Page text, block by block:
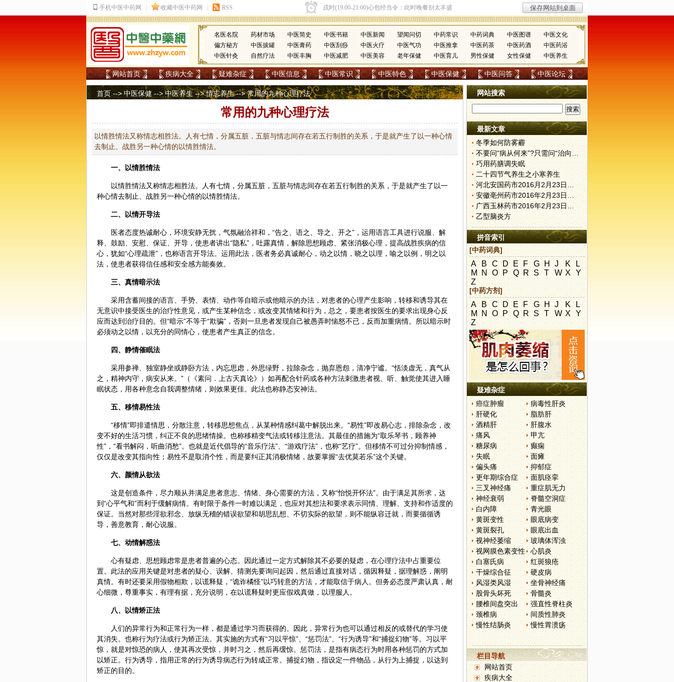
名医名院 药材市场 中医简史 中医书籍 中医新闻 望闻问切 中药常识 中药词典 中医图谱
中医文化
偏方秘方
中医拔罐 中医膏药 中医刮痧 中医火疗 中医气功 中医推拿 中医药茶 中医药酒
中医药浴
中医针灸
自然疗法 中医丰胸 中医减肥 中医美容 老年保健 中医育儿 男性保健 女性保健 中医养生
网站首页 疾病大全 疑难杂症 中医信息 中医常识 中医特色 中医保健 中医问答 中医论坛
首页 -->中医保健 -->中医养生-->情志养生--> 常用的九种心理疗法
常用的九种心理疗法
以情胜情法又称情志相胜法。人有七情，分属五脏，五脏与情志间存在若五行制胜的关系，于是就产生了以一种心情
去制止、战胜另一种心情的以情胜情法。
一、 以情胜情法
以情胜情法又称情志相胜法。人有七情，分属五脏，五脏与情志间存在若五行制胜的关系，于是就产生了以一
种心情去制止、战胜另一种心情的以情胜情法。
二、 以情开导法
医者态度热诚耐心，环境安静无扰，气氛融洽祥和，“告之、语之、导之、开之”，运用语言工具进行说服、解
释、鼓励、安慰、保证、开导，使患者讲出“隐私”，吐露真情，解除思想顾虑、紧张消极心理，提高战胜疾病的信
心，犹如“心理疏泄”，也称语言开导法。运用此法，医者务必真诚耐心，动之以情，晓之以理，喻之以例，明之以
法，使患者获得信任感和安全感方能奏效。
三、 真情暗示法
采用含蓄间接的语言、手势、表情、动作等自暗示或他暗示的办法，对患者的心理产生影响，转移和诱导其在
无意识中接受医生的治疗性意见，或产生某种信念，或改变其情绪和行为，总之，要患者按医生的要求出现身心反
应而达到治疗目的。但“暗示”不等于“欺骗”，否则一旦患者发现自己被愚弄时恼怒不已，反而加重病情。所以暗示时
必须动之以情，以充分的同情心，使患者产生真正的信念。
四、 静情催眠法
采用参禅、独室静坐或静卧方法，内忘思虑，外思绿野，拉除杂念，抛弃恩怨，清净宁谧。“恬淡虚无，真气从
之，精神内守，病安从来。”（《素问．上古天真论》）如再配合针药或各种方法刺激患者视、听、触觉使其进入睡
眠状态，用各种意念自我调整情绪，则效果更佳。此法也称静态安神法。
五、 移情易性法
“移情”即排遣情思，分散注意，转移思想焦点，从某种情感纠葛中解脱出来。“易性”即改易心志，排除杂念，改
变不好的生活习惯，纠正不良的思绪情操。也称移精变气法或转移注意法。其最佳的措施为“取乐琴书，顾养神
性”，“看书解闷，听曲消愁”。也就是近代倡导的“音乐疗法”、“游戏疗法”，也称“艺疗”。但移情不可过分抑制情感，
仅仅是改变其指向性；易性不是取消个性，而是要纠正其消极情绪，故要掌握“去优莫若乐”这个关键。
六、 颜情从欲法
这是创造条件，尽力顺从并满足患者意志、情绪、身心需要的方法，又称“怡悦开怀法”。由于满足其所求，达
到“心平气和”而利于缓解病情。有时限于条件一时难以满足，也应对其想法和要求表示同情、理解、支持和作适度的
保证。当然对那些淫欲邪念、放纵无稽的错误欲望和胡思乱想、不切实际的欲望，则不能纵容迁就，而要循循诱
导，善意教育，耐心说服。
七、 动情解惑法
心有疑虑、思想顾虑常是患者普遍的心态。因此通过一定方式解除其不必要的疑虑，在心理疗法中占重要位
置。此法的应用关键是对患者的疑心、误解、猜测先要询问起因，然后通过直接对话，循因释疑，据理解惑，阐明
真情。有时还要采用假物相欺，以谎释疑，“诡诈橘怪”以巧转意的方法，才能取信于病人。但务必态度严肃认真，耐
心细微，尊重事实，有理有据，充分说明，在以谎释疑时更应假戏真做，以理服人。
八、 以情矫正法
人们的异常行为和正常行为一样，都是通过学习而获得的。因此，异常行为也可以通过相反的或替代的学习使
其消失。也称行为疗法或行为矫正法。其实施的方式有“习以平惊”、“惩罚法”、“行为诱导”和“捕捉幻物”等。习以平
惊，就是对惊恐的病人，使其再次受惊，并时习之，然后再缓惊。惩罚法，是指有病态行为时用各种惩罚的方式加
以矫正。行为诱导，指用正常的行为诱导病态行为转成正常。捕捉幻物，指设定一件物品，从行为上捕捉，以达到
矫正的目的。
网站搜索
最新文章
冬季如何防雾霾
不要问“病从何来”?只需问“治向何去”?
巧用药膳调失眠
二十四节气养生之小寒养生
河北安国药市2016月2月23日快讯
安徽亳州药市2016年2月23日快讯
广西玉林药市2016年2月23日快讯
乙型脑炎方
拼音索引
[中药词典]
A B C D E F G H J K
L
M N O P Q R S T W X
Y
Z
[中药方剂]
A B C D E F G H J K
L
M N O P Q R S T W X
Y
Z
疑难杂症
癌症肿瘤
病毒性肝炎
肝硬化
脂肪肝
酒精肝
肝腹水
痛风
甲亢
糖尿病
癫痫
失眠
面瘫
偏头痛
抑郁症
更年期综合症
面肌痉挛
三叉神经痛
重症肌无力
神经衰弱
脊髓空洞症
白内障
青光眼
黄斑变性
眼底病变
黄斑裂孔
眼底出血
视神经萎缩
玻璃体浑浊
视网膜色素变性
心肌炎
白塞氏病
红斑狼疮
干燥综合征
硬皮病
风湿类风湿
坐骨神经痛
股骨头坏死
骨髓炎
腰椎间盘突出
强直性脊柱炎
颈椎病
间质性肺炎
慢性结肠炎
慢性胃溃疡
栏目导航
网站首页
疾病大全